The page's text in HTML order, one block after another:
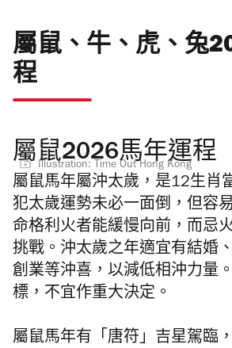
屬鼠、牛、虎、兔
程
屬鼠2026馬年運程
Illustration: Time Out Hong Kong
屬鼠馬年屬沖太歲，是12生肖
犯太歲運勢未必一面倒，但容
命格利火者能緩慢向前，而忌
挑戰。沖太歲之年適宜有結婚
創業等沖喜，以減低相沖力量
標，不宜作重大決定。
屬鼠馬年有「唐符」吉星駕臨